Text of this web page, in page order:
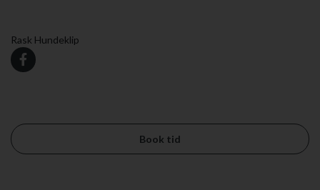
Rask Hundeklip
Book tid